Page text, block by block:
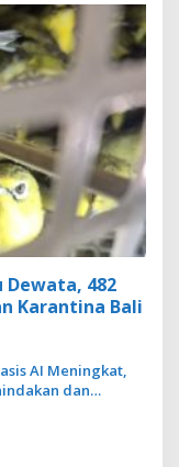
Dewata, 482
Karantina Bali
AI Meningkat,
dan
Penipuan